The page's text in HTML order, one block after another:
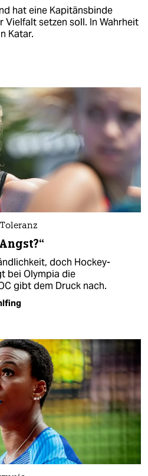
hat eine Kapitänsbinde
Vielfalt setzen soll. In Wahrheit
Katar.
doch Hockey­
bei Olympia die
gibt dem Druck nach.